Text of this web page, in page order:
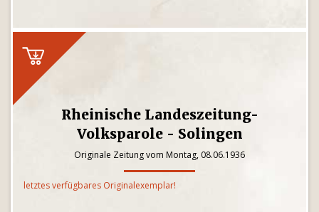
Rheinische Landeszeitung-
Volksparole - Solingen
Originale Zeitung vom Montag, 08.06.1936
letztes verfügbares Originalexemplar!